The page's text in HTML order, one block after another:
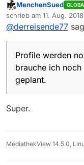
sind
Das
nicht
Offline
MenchenSued
schrieb am 11. Aug.
zuletzt editiert von
@derreisende77
Profile werden
brauche ich
geplant.
Super.
MediathekView 14.5.0,